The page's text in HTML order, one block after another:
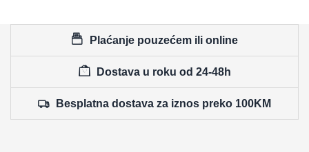
Plaćanje pouzećem ili online
Dostava u roku od 24-48h
Besplatna dostava za iznos preko 100KM